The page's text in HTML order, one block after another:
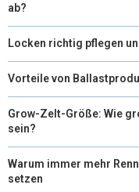
ab?
Locken richtig pflegen
Vorteile von
Grow-Zelt-Größe: Wie
sein?
Warum immer mehr
setzen